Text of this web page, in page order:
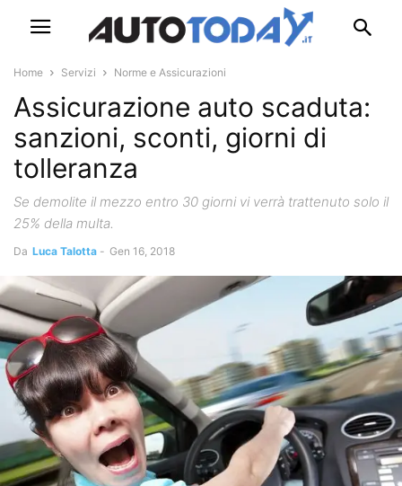
Home Servizi Norme e Assicurazioni
Assicurazione auto scaduta:
sanzioni, sconti, giorni di
tolleranza
Se demolite il mezzo entro 30 giorni vi verrà trattenuto solo il
25% della multa.
Da Luca Talotta - Gen 16, 2018